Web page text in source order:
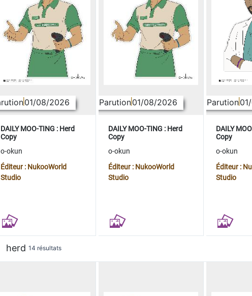
01/08/2026
DAILY MOO-TING : Herd
Copy
o-okun
Éditeur : NukooWorld
Studio
Parution01/08/2026
DAILY MOO-TING : Herd
Copy
o-okun
Éditeur : NukooWorld
Studio
Parution
DAILY
Copy
o-okun
Éditeur :
Studio
herd 14 résultats